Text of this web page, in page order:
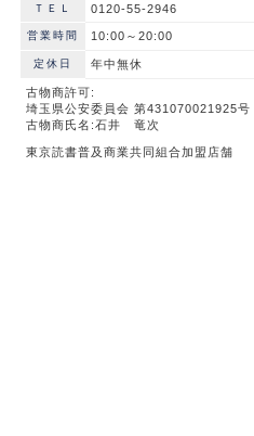
ＴＥＬ 0120-55-2946
営業時間 10:00～20:00
定休日 年中無休
古物商許可:
埼玉県公安委員会 第431070021925号
古物商氏名:石井 竜次
東京読書普及商業共同組合加盟店舗